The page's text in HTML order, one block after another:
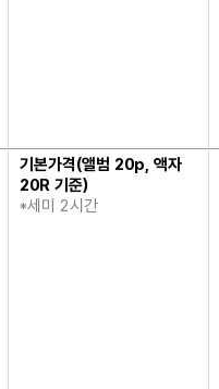
기본가격(앨범 20p, 액자
20R 기준)
*세미 2시간